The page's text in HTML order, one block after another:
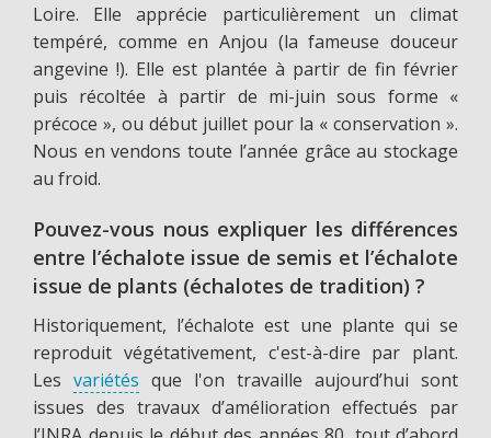
Loire. Elle apprécie particulièrement un climat
tempéré, comme en Anjou (la fameuse douceur
angevine !). Elle est plantée à partir de fin février
puis récoltée à partir de mi-juin sous forme «
précoce », ou début juillet pour la « conservation ».
Nous en vendons toute l’année grâce au stockage
au froid.
Pouvez-vous nous expliquer les différences
entre l’échalote issue de semis et l’échalote
issue de plants (échalotes de tradition) ?
Historiquement, l’échalote est une plante qui se
reproduit végétativement, c'est-à-dire par plant.
Les variétés que l'on travaille aujourd’hui sont
issues des travaux d’amélioration effectués par